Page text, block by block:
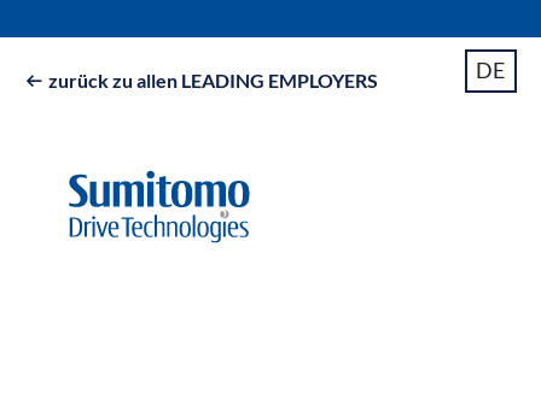
 zurück zu allen LEADING EMPLOYERS DE